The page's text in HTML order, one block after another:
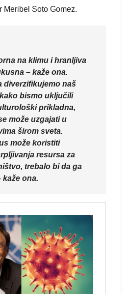
Meribel Soto Gomez.
na klimu i hranljiva
– kaže ona.
diverzifikujemo naš
bismo uključili
prikladna,
može uzgajati u
širom sveta.
može koristiti
resursa za
trebalo bi da ga
kaže ona.